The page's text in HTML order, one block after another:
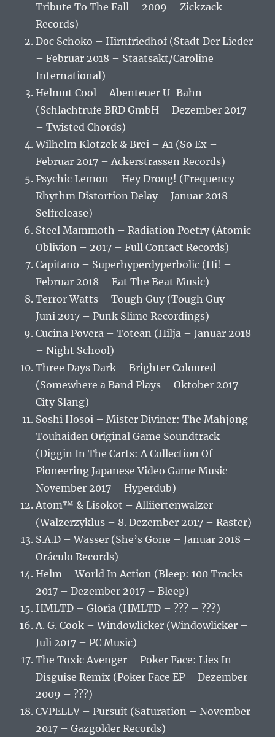
Tribute To The Fall – 2009 – Zickzack
Records)
Doc Schoko – Hirnfriedhof (Stadt Der Lieder
– Februar 2018 – Staatsakt/Caroline
International)
Helmut Cool – Abenteuer U-Bahn
(Schlachtrufe BRD GmbH – Dezember 2017
– Twisted Chords)
Wilhelm Klotzek & Brei – A1 (So Ex –
Februar 2017 – Ackerstrassen Records)
Psychic Lemon – Hey Droog! (Frequency
Rhythm Distortion Delay – Januar 2018 –
Selfrelease)
Steel Mammoth – Radiation Poetry (Atomic
Oblivion – 2017 – Full Contact Records)
Capitano – Superhyperdyperbolic (Hi! –
Februar 2018 – Eat The Beat Music)
Terror Watts – Tough Guy (Tough Guy –
Juni 2017 – Punk Slime Recordings)
Cucina Povera – Totean (Hilja – Januar 2018
– Night School)
Three Days Dark – Brighter Coloured
(Somewhere a Band Plays – Oktober 2017 –
City Slang)
Soshi Hosoi – Mister Diviner: The Mahjong
Touhaiden Original Game Soundtrack
(Diggin In The Carts: A Collection Of
Pioneering Japanese Video Game Music –
November 2017 – Hyperdub)
Atom™ & Lisokot – Alliiertenwalzer
(Walzerzyklus – 8. Dezember 2017 – Raster)
S.A.D – Wasser (She’s Gone – Januar 2018 –
Oráculo Records)
Helm – World In Action (Bleep: 100 Tracks
2017 – Dezember 2017 – Bleep)
HMLTD – Gloria (HMLTD – ??? – ???)
A. G. Cook – Windowlicker (Windowlicker –
Juli 2017 – PC Music)
The Toxic Avenger – Poker Face: Lies In
Disguise Remix (Poker Face EP – Dezember
2009 – ???)
CVPELLV – Pursuit (Saturation – November
2017 – Gazgolder Records)